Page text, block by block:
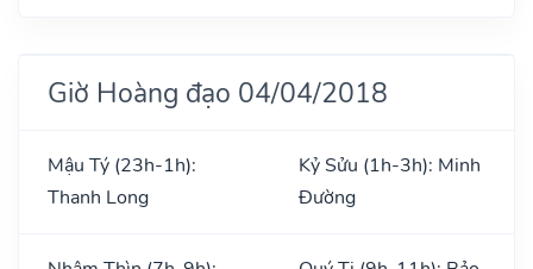
Giờ Hoàng đạo 04/04/2018
Mậu Tý (23h-1h):
Thanh Long
Kỷ Sửu (1h-3h): Minh
Đường